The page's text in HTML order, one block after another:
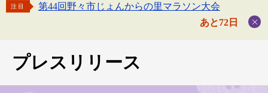
注目
第44回野々市じょんからの里マラソン大会
あと72日
プレスリリース